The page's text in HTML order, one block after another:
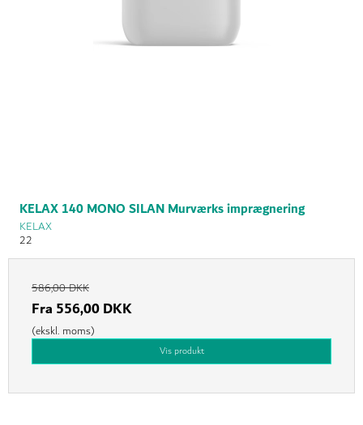
KELAX 140 MONO SILAN Murværks imprægnering
KELAX
22
586,00 DKK
Fra 556,00 DKK
(ekskl. moms)
Vis produkt